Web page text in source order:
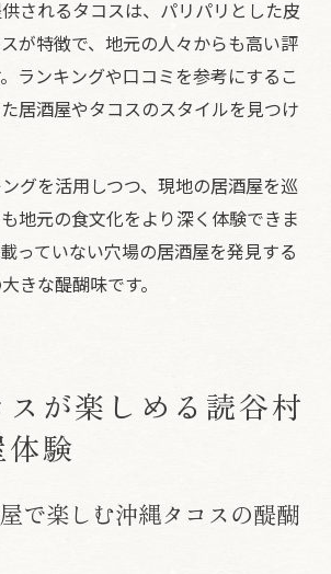
されるタコスは、パリパリとした皮
が特徴で、地元の人々からも高い評
ランキングや口コミを参考にするこ
居酒屋やタコスのスタイルを見つけ
グを活用しつつ、現地の居酒屋を巡
地元の食文化をより深く体験できま
っていない穴場の居酒屋を発見する
きな醍醐味です。
が楽しめる読谷村
験
で楽しむ沖縄タコスの醍醐